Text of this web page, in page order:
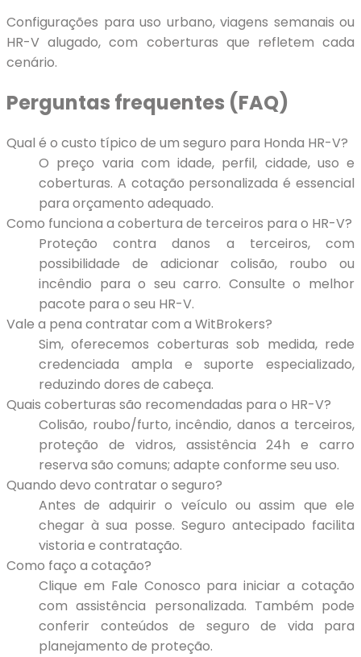
Configurações para uso urbano, viagens semanais ou
HR-V alugado, com coberturas que refletem cada
cenário.
Perguntas frequentes (FAQ)
Qual é o custo típico de um seguro para Honda HR-V?
O preço varia com idade, perfil, cidade, uso e
coberturas. A cotação personalizada é essencial
para orçamento adequado.
Como funciona a cobertura de terceiros para o HR-V?
Proteção contra danos a terceiros, com
possibilidade de adicionar colisão, roubo ou
incêndio para o seu carro. Consulte o melhor
pacote para o seu HR-V.
Vale a pena contratar com a WitBrokers?
Sim, oferecemos coberturas sob medida, rede
credenciada ampla e suporte especializado,
reduzindo dores de cabeça.
Quais coberturas são recomendadas para o HR-V?
Colisão, roubo/furto, incêndio, danos a terceiros,
proteção de vidros, assistência 24h e carro
reserva são comuns; adapte conforme seu uso.
Quando devo contratar o seguro?
Antes de adquirir o veículo ou assim que ele
chegar à sua posse. Seguro antecipado facilita
vistoria e contratação.
Como faço a cotação?
Clique em Fale Conosco para iniciar a cotação
com assistência personalizada. Também pode
conferir conteúdos de seguro de vida para
planejamento de proteção.